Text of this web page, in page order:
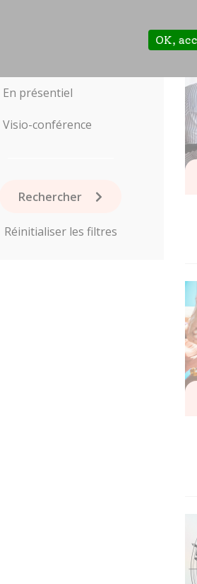
En présentiel
Visio-conférence
Rechercher
Réinitialiser les filtres
OK,